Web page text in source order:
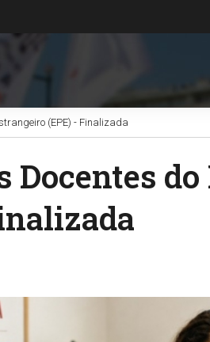
(EPE) - Finalizada
Docentes